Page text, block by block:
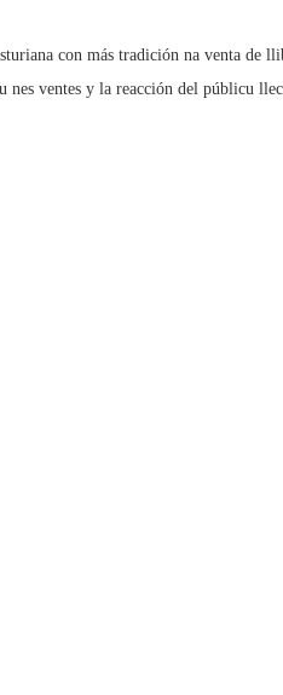
con más tradición na venta de
nes ventes y la reacción del públicu